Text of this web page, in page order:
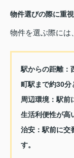
物件選びの際に重
物件を選ぶ際には
駅からの距離：
町駅まで約30分
周辺環境：駅前
生活利便性が高
治安：駅前に交
す。